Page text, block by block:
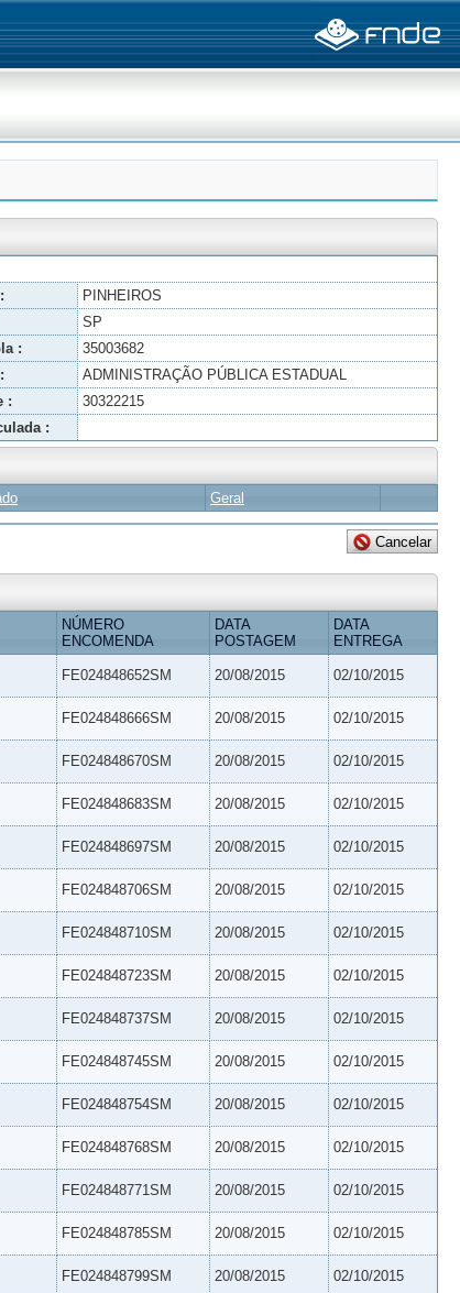
PINHEIROS
SP
:
35003682
ADMINISTRAÇÃO PÚBLICA ESTADUAL
:
30322215
:
Geral
NÚMERO
ENCOMENDA
DATA
POSTAGEM
DATA
ENTREGA
FE024848652SM 20/08/2015 02/10/2015
FE024848666SM 20/08/2015 02/10/2015
FE024848670SM 20/08/2015 02/10/2015
FE024848683SM 20/08/2015 02/10/2015
FE024848697SM 20/08/2015 02/10/2015
FE024848706SM 20/08/2015 02/10/2015
FE024848710SM 20/08/2015 02/10/2015
FE024848723SM 20/08/2015 02/10/2015
FE024848737SM 20/08/2015 02/10/2015
FE024848745SM 20/08/2015 02/10/2015
FE024848754SM 20/08/2015 02/10/2015
FE024848768SM 20/08/2015 02/10/2015
FE024848771SM 20/08/2015 02/10/2015
FE024848785SM 20/08/2015 02/10/2015
FE024848799SM 20/08/2015 02/10/2015